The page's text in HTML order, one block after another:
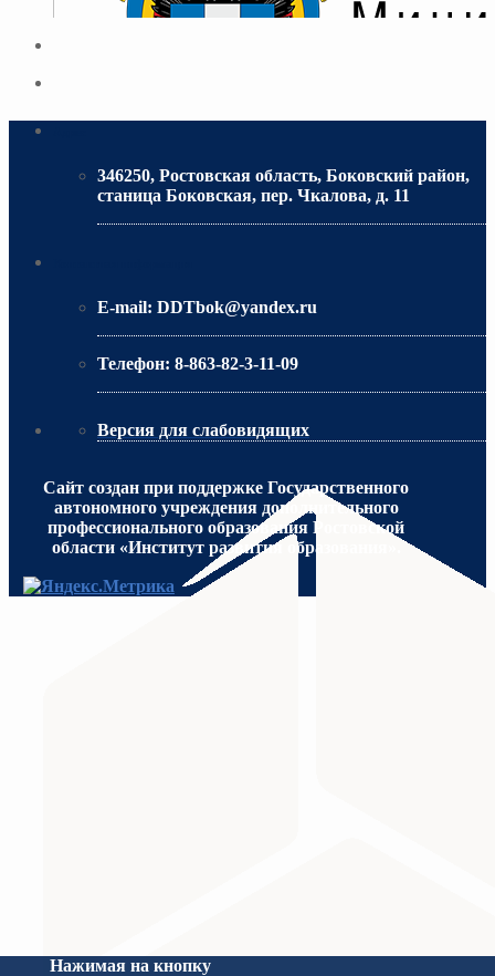
МИНИСТЕРСТВО ПРОСВЕЩЕНИЯ
346250, Ростовская область, Боковский район,
станица Боковская, пер. Чкалова, д. 11
E-mail: DDTbok@yandex.ru
Телефон: 8-863-82-3-11-09
Версия для слабовидящих
Сайт создан при поддержке Государственного
автономного учреждения дополнительного
профессионального образования Ростовской
области «Институт развития образования».
Нажимая на кнопку